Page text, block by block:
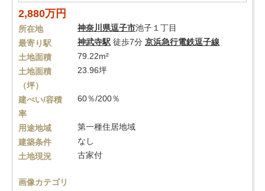
2,880万円
所在地 神奈川県逗子市池子１丁目
最寄り駅
神武寺駅 徒歩7分 京浜急行電鉄逗子線
土地面積
79.22m²
土地面積
（坪）
23.96坪
建ぺい/容積
率
60％/200％
用途地域
第一種住居地域
建築条件
なし
土地現況
古家付
画像カテゴリ